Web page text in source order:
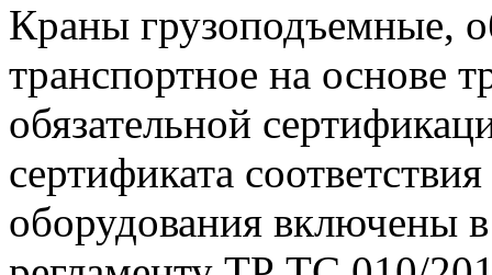
Краны грузоподъемные,
транспортное на основе
обязательной
сертификата
оборудования включены